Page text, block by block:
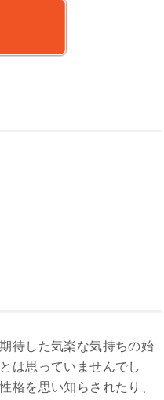
待した気楽な気持ちの始
は思っていませんでし
格を思い知らされたり、